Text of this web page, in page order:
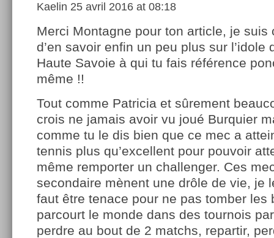
Kaelin 25 avril 2016 at 08:18
Merci Montagne pour ton article, je suis
d’en savoir enfin un peu plus sur l’idole
Haute Savoie à qui tu fais référence
même !!
Tout comme Patricia et sûrement
crois ne jamais avoir vu joué Burquier
comme tu le dis bien que ce mec a
tennis plus qu’excellent pour pouvoir
même remporter un challenger. Ces
secondaire mènent une drôle de vie, je
faut être tenace pour ne pas tomber les
parcourt le monde dans des tournois
perdre au bout de 2 matchs, repartir,